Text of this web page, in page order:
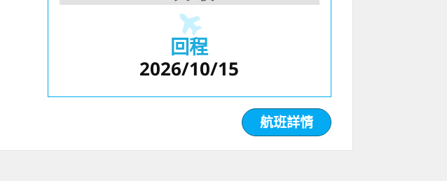
回程
2026/10/15
航班詳情